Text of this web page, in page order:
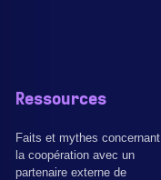
Ressources
Faits et mythes concernant
la coopération avec un
partenaire externe de